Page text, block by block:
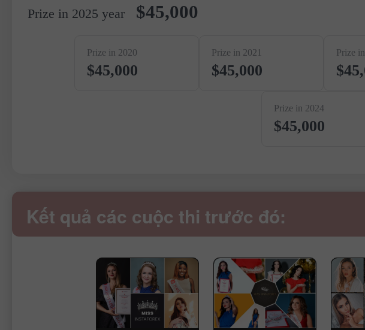
Prize in 2025 year $45,000
Prize in 2020
$45,000
Prize in 2021
$45,000
Prize
Prize in 2024
$45,000
Kết quả các cuộc thi trước đó: